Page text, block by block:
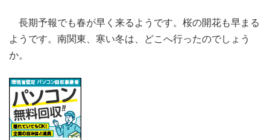
長期予報でも春が早く来るようです。桜の開花も早まる
ようです。南関東、寒い冬は、どこへ行ったのでしょう
か。